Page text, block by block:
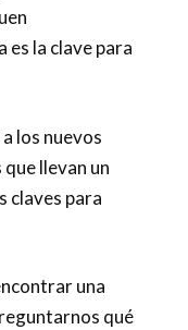
es la clave para
los nuevos
llevan un
claves para
una
qué